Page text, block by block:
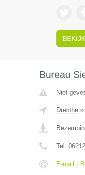
Bureau
Niet
Drenthe»
Tel:
E-mail ›